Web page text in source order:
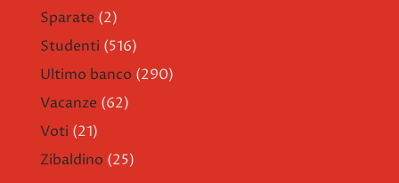
Sparate (2)
Studenti (516)
Ultimo banco (290)
Vacanze (62)
Voti (21)
Zibaldino (25)